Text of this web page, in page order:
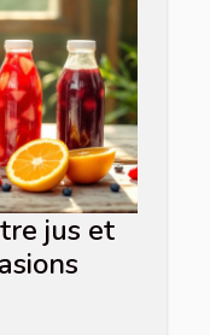
jus et